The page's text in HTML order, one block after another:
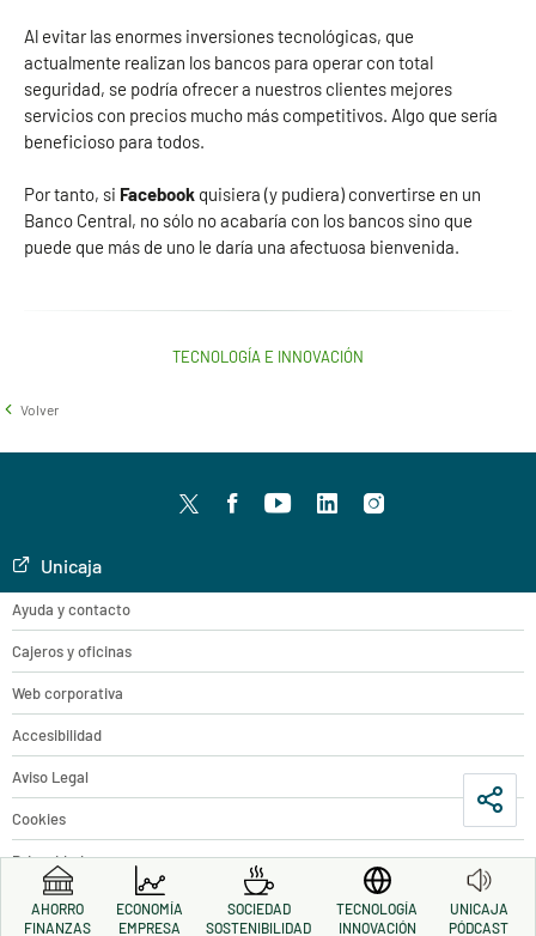
AHORRO
FINANZAS
ECONOMÍA
EMPRESA
SOCIEDAD
SOSTENIBILIDAD
TECNOLOGÍA
INNOVACIÓN
UNICAJA
PÓDCAST
Al evitar las enormes inversiones tecnológicas, que
actualmente realizan los bancos para operar con total
seguridad, se podría ofrecer a nuestros clientes mejores
servicios con precios mucho más competitivos. Algo que sería
beneficioso para todos.
Por tanto, si Facebook quisiera (y pudiera) convertirse en un
Banco Central, no sólo no acabaría con los bancos sino que
puede que más de uno le daría una afectuosa bienvenida.
TECNOLOGÍA E INNOVACIÓN
Volver
TwitterfacebookyoutubeLinkedInInstagram
Unicaja
Ayuda y contacto
Cajeros y oficinas
Web corporativa
Accesibilidad
Aviso Legal
Cookies
Privacidad
Accesibilidad